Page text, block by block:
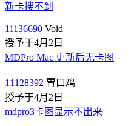
新卡搜不到
11136690 Void
授予于4月2日
MDPro Mac 更新后无卡图
11128392 胃口鸡
授予于4月2日
mdpro3卡图显示不出来